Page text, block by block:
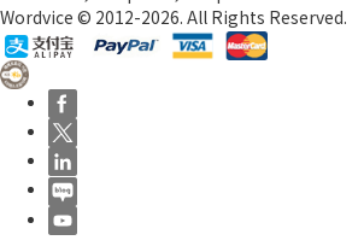
Wordvice © 2012-2026. All Rights Reserved.